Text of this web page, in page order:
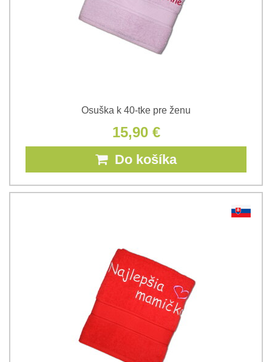
Osuška k 40-tke pre ženu
15,90 €
Do košíka